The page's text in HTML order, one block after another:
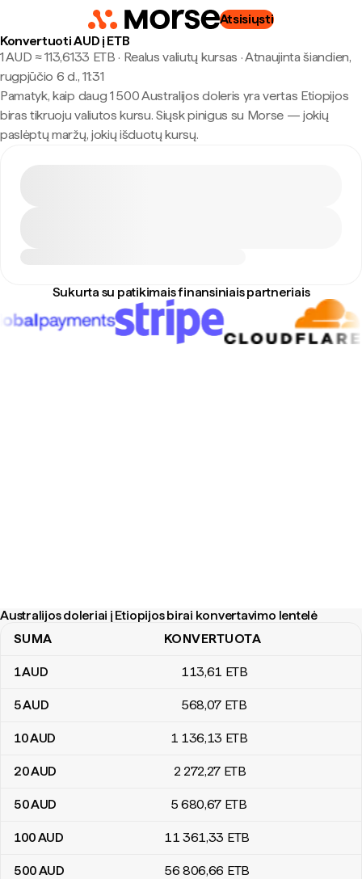
Atsisiųsti
Konvertuoti AUD į ETB
1 AUD ≈ 113,6133 ETB · Realus valiutų kursas ·Atnaujinta šiandien,
rugpjūčio 6 d., 11:31
Pamatyk, kaip daug 1 500 Australijos doleris yra vertas Etiopijos
biras tikruoju valiutos kursu. Siųsk pinigus su Morse — jokių
paslėptų maržų, jokių išduotų kursų.
Sukurta su patikimais finansiniais partneriais
Australijos doleriai į Etiopijos birai konvertavimo lentelė
Australijos doleriai į Etiopijos birai konvertavimo lentelė
SUMA KONVERTUOTA
1AUD 113,61 ETB
5AUD 568,07 ETB
10AUD 1 136,13 ETB
20AUD 2 272,27 ETB
50AUD 5 680,67 ETB
100AUD 11 361,33 ETB
500AUD 56 806,66 ETB